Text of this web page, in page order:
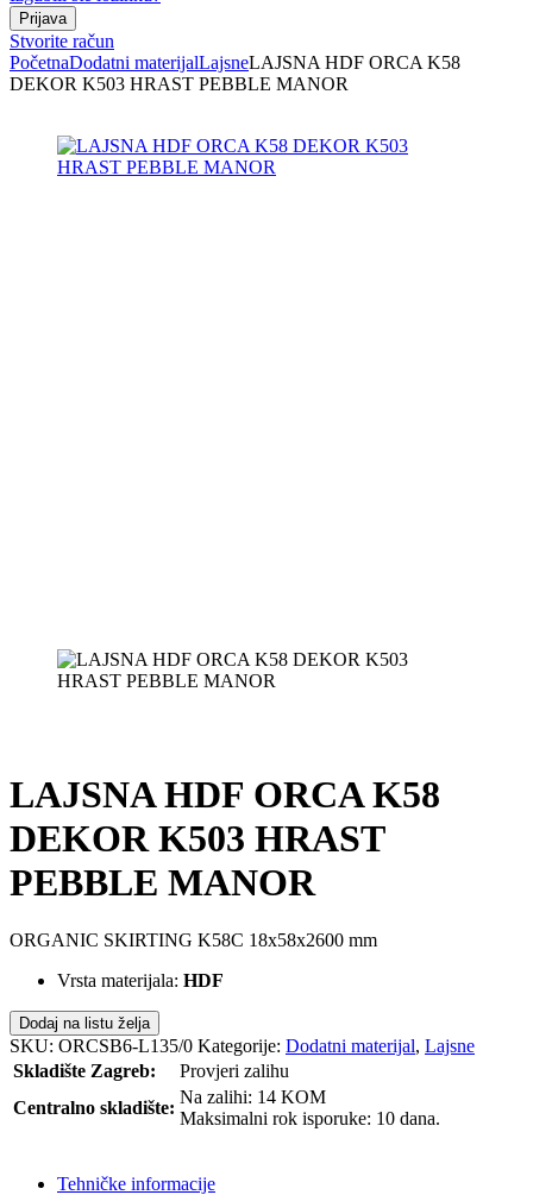
Stvorite račun
PočetnaDodatni materijalLajsneLAJSNA HDF ORCA K58
DEKOR K503 HRAST PEBBLE MANOR
LAJSNA HDF ORCA K58
DEKOR K503 HRAST
PEBBLE MANOR
ORGANIC SKIRTING K58C 18x58x2600 mm
Vrsta materijala: HDF
Dodaj na listu želja
SKU: ORCSB6-L135/0 Kategorije: Dodatni materijal, Lajsne
Skladište Zagreb:
Provjeri zalihu
Centralno skladište:
Na zalihi: 14 KOM
Maksimalni rok isporuke: 10 dana.
Tehničke informacije